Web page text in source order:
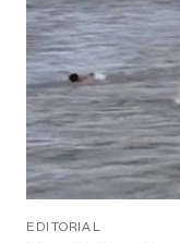
EDITORIAL